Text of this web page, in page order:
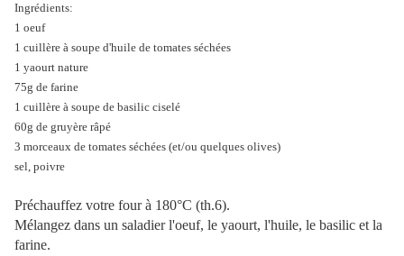
Ingrédients:
1 oeuf
1 cuillère à soupe d'huile de tomates séchées
1 yaourt nature
75g de farine
1 cuillère à soupe de basilic ciselé
60g de gruyère râpé
3 morceaux de tomates séchées (et/ou quelques olives)
sel, poivre
Préchauffez votre four à 180°C (th.6).
Mélangez dans un saladier l'oeuf, le yaourt, l'huile, le basilic et la
farine.